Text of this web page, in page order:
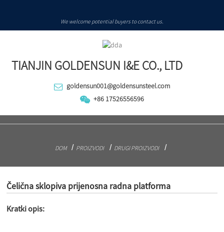
We welcome potential buyers to contact us.
TIANJIN GOLDENSUN I&E CO., LTD
goldensun001@goldensunsteel.com
+86 17526556596
DOM PROIZVODI DRUGI PROIZVODI
Čelična sklopiva prijenosna radna platforma
Kratki opis: